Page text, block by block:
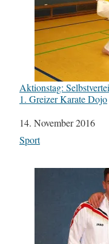
Aktionstag:
1. Greizer Karate Dojo
Datum
14. November 2016
In Bezug auf
Sport